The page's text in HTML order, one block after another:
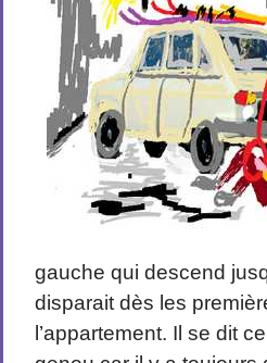
gauche qui descend
disparait dès les
l’appartement. Il se dit